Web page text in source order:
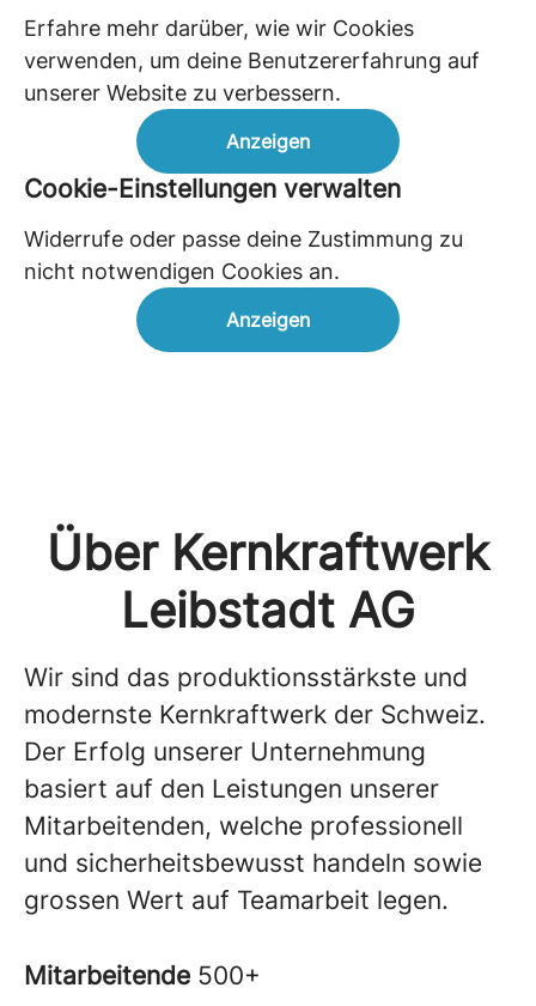
Erfahre mehr darüber, wie wir Cookies
verwenden, um deine Benutzererfahrung auf
unserer Website zu verbessern.
Anzeigen
Cookie-Einstellungen verwalten
Widerrufe oder passe deine Zustimmung zu
nicht notwendigen Cookies an.
Anzeigen
Über Kernkraftwerk
Leibstadt AG
Wir sind das produktionsstärkste und
modernste Kernkraftwerk der Schweiz.
Der Erfolg unserer Unternehmung
basiert auf den Leistungen unserer
Mitarbeitenden, welche professionell
und sicherheitsbewusst handeln sowie
grossen Wert auf Teamarbeit legen.
Mitarbeitende 500+